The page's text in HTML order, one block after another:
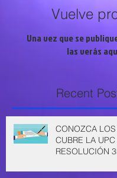
Vuelve
Una vez que se
las verás
Recent
CONOZCA
CUBRE LA
RESOLUCIÓN